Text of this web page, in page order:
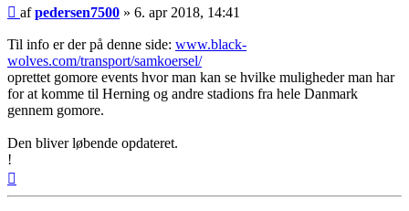
Indlæg
afpedersen7500 » 6. apr 2018, 14:41
Til info er der på denne side: www.black-
wolves.com/transport/samkoersel/
oprettet gomore events hvor man kan se hvilke muligheder man har
for at komme til Herning og andre stadions fra hele Danmark
gennem gomore.
Den bliver løbende opdateret.
!